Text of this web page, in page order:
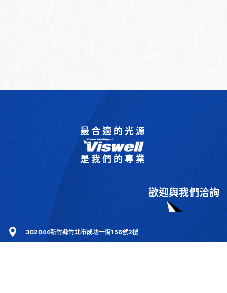
最合適的光源
是我們的專業
歡迎與我們洽詢
302044新竹縣竹北市成功一街156號2樓